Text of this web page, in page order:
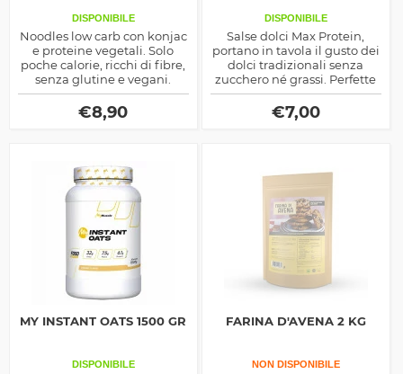
DISPONIBILE
Noodles low carb con konjac
e proteine vegetali. Solo
poche calorie, ricchi di fibre,
senza glutine e vegani.
Perfetti per piatti leggeri e
gustosi.
€8,90
DISPONIBILE
Salse dolci Max Protein,
portano in tavola il gusto dei
dolci tradizionali senza
zucchero né grassi. Perfette
per pancake, porridge,
yogurt e dessert fit.
€7,00
MY INSTANT OATS 1500 GR
DISPONIBILE
FARINA D'AVENA 2 KG
NON DISPONIBILE